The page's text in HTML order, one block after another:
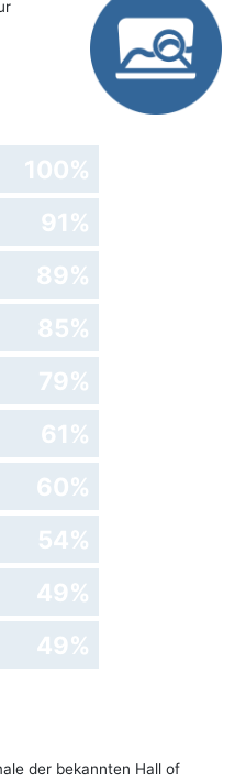
100%
91%
89%
85%
79%
61%
60%
54%
49%
49%
der bekannten Hall of